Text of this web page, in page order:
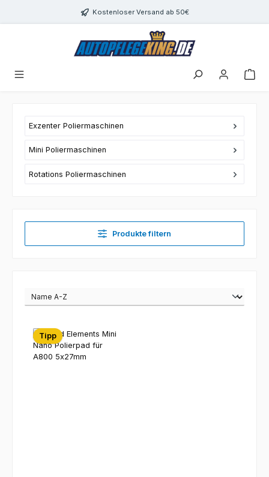
Zum Hauptinhalt springenKostenloser Versand ab 50€
Exzenter Poliermaschinen
Mini Poliermaschinen
Rotations Poliermaschinen
Produkte filtern
Tipp